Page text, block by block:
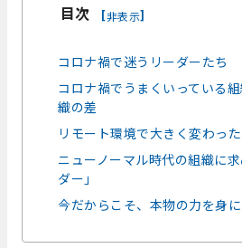
目次 [非表示]
コロナ禍で迷うリーダーたち
コロナ禍でうまくいっている
織の差
リモート環境で大きく変わっ
ニューノーマル時代の組織に
ダー」
今だからこそ、本物の力を身